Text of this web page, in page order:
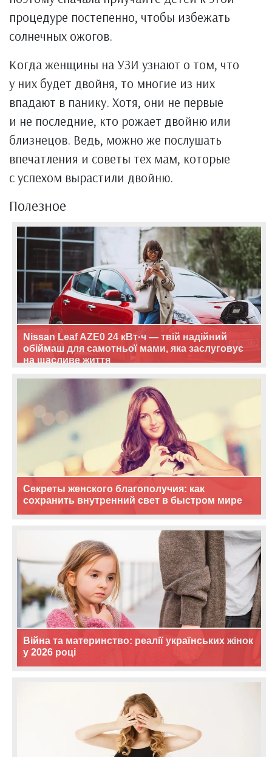
процедуре постепенно, чтобы избежать
солнечных ожогов.
Когда женщины на УЗИ узнают о том, что
у них будет двойня, то многие из них
впадают в панику. Хотя, они не первые
и не последние, кто рожает двойню или
близнецов. Ведь, можно же послушать
впечатления и советы тех мам, которые
с успехом вырастили двойню.
Полезное
Nissan Leaf AZE0 24 кВт·ч — твій надійний
обіймаш для самотньої мами, яка заслуговує
на щасливе життя
Секреты женского благополучия: как
сохранить внутренний свет в быстром мире
Війна та материнство: реалії українських жінок
у 2026 році